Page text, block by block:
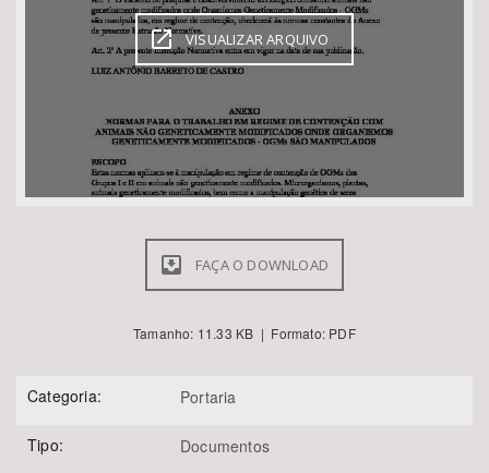
VISUALIZAR ARQUIVO
FAÇA O DOWNLOAD
Tamanho: 11.33 KB | Formato: PDF
Categoria: Portaria
Tipo: Documentos